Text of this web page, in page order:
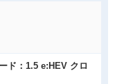
ャスさはまったくあ
ますが、自分はま
ド：1.5 e:HEV クロ